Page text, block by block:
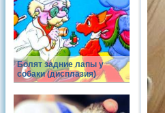
Болят задние лапы у
собаки (дисплазия)